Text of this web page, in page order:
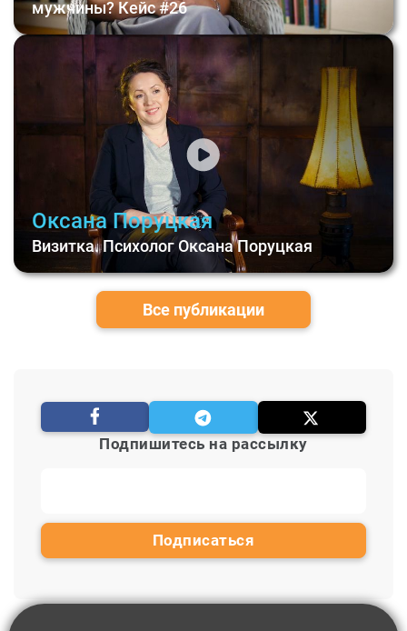
мужчины? Кейс #26
Оксана Поруцкая
Визитка. Психолог Оксана Поруцкая
Все публикации
Подпишитесь на рассылку